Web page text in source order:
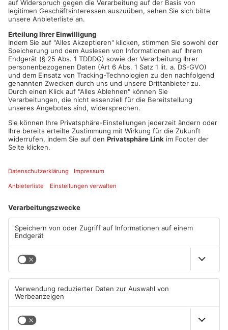
HANAU.Unter dem Vorhalt einer Schusswaffe versuchte am
Freitagabend, gegen 18.40 Uhr ein Mann ein Internetcafé,
welches in der Römerstraße gelegen ist, zu überfallen. Der
etwa 25 Jahre alte Täter betrat maskiert mit einem weißen
Tuch das Café, zog aus einer mitgeführten Umhängetasche
eine Pistole und forderte vom Betreiber die Herausgabe von
Geld. Als dieser durch lautes Rufen auf sich aufmerksam
machte, flüchtet der verhinderte Räuber unerkannt in Richtung
Herrenstraße. Der Geschädigte konnte den Mann als groß und
dünn beschreiben, der bei Tatausführung mit einem weißen
Kapuzenpullover und einer dunklen Hose bekleidet war.
Hinweise werden bei der Kriminalpolizei in Hanau unter der
Quelle: Polizei
ANZEIGE